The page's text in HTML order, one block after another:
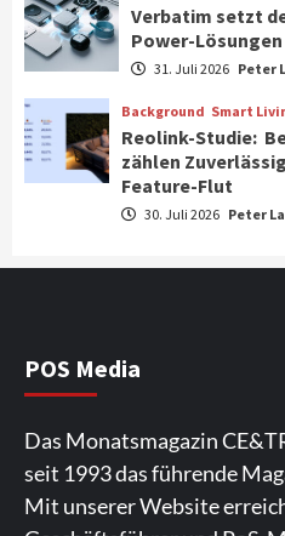
3
Smart Living Top
Verbraucher
Aktuell Gaming
Verbatim setzt
5
statt Feature-Flut
6
Top Story
IFA App 2026
Android
Verbatim setzt
Power-
31. Juli 2026 Peter
Background Smart
Reolink-Studie:
zählen
Feature-Flut
30. Juli 2026 Peter
POS Media
Das Monatsmagazin
seit 1993 das führende
Mit unserer Website